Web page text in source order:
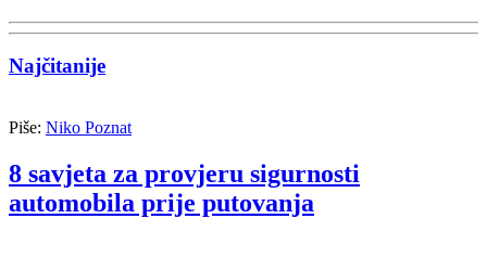
Najčitanije
Piše: Niko Poznat
8 savjeta za provjeru sigurnosti
automobila prije putovanja